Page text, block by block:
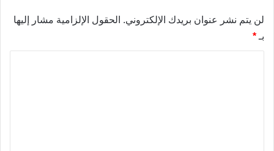
لن يتم نشر عنوان بريدك الإلكتروني. الحقول الإلزامية مشار إليها
بـ *